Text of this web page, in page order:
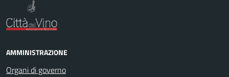
AMMINISTRAZIONE
Organi di governo